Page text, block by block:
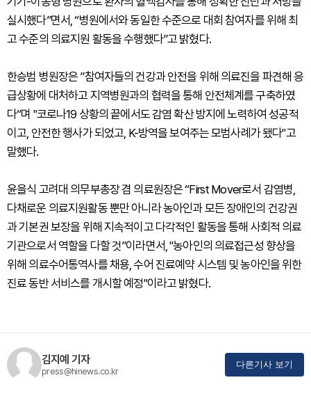
실시했다”면서, “병원에서와 동일한 수준으로 대회 참여자를 위해 최
고 수준의 의료지원 활동을 수행했다”고 밝혔다.
한승범 병원장은 ”참여자들의 건강과 안전을 위해 의료진을 파견해 응
급상황에 대처하고 지역병원과의 협력을 통해 안전체계를 구축하였
다“며 "코로나19 상황의 끝에서도 감염 확산 방지에 노력하여 성공적
이고, 안전한 행사가 되었고, K-방역을 보여주는 모범사례가 됐다"고
말했다.
윤을식 고려대 의무부총장 겸 의료원장은 “First Mover로서 감염병,
다채로운 의료지원활동 뿐만 아니라 농아인과 모든 장애인의 건강권
과 기본권 보장을 위해 지속적이고 다각적인 활동을 통해 사회적 의료
기관으로서 역할을 다할 것”이라면서, "농아인의 의료접근성 향상을
위해 의료수어통역사를 채용, 수어 진료예약 시스템 및 농아인을 위한
진료 동반 서비스를 개시할 예정"이라고 밝혔다.
김지예 기자
press@hinews.co.kr
다른기사 보기